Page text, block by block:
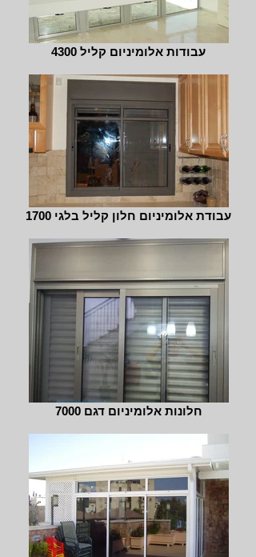
עבודות אלומיניום קליל 4300
עבודת אלומיניום חלון קליל בלגי 1700
חלונות אלומיניום דגם 7000